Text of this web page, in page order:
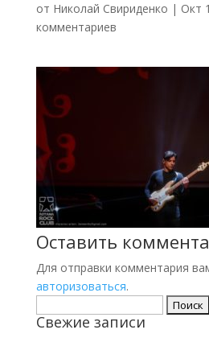
от Николай Свириденко | Окт
комментариев
Оставить
Для отправки комментария
авторизоваться.
Свежие записи